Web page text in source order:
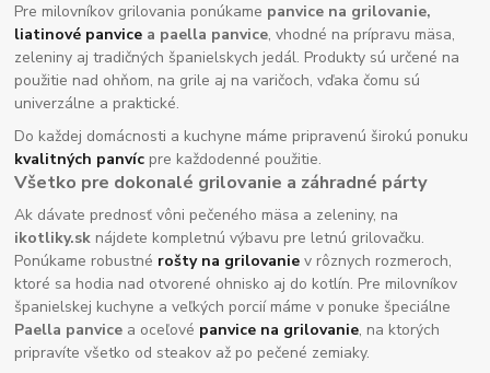
Pre milovníkov grilovania ponúkame panvice na grilovanie,
liatinové panvice a paella panvice, vhodné na prípravu mäsa,
zeleniny aj tradičných španielskych jedál. Produkty sú určené na
použitie nad ohňom, na grile aj na varičoch, vďaka čomu sú
univerzálne a praktické.
Do každej domácnosti a kuchyne máme pripravenú širokú ponuku
kvalitných panvíc pre každodenné použitie.
Všetko pre dokonalé grilovanie a záhradné párty
Ak dávate prednosť vôni pečeného mäsa a zeleniny, na
ikotliky.sk nájdete kompletnú výbavu pre letnú grilovačku.
Ponúkame robustné rošty na grilovanie v rôznych rozmeroch,
ktoré sa hodia nad otvorené ohnisko aj do kotlín. Pre milovníkov
španielskej kuchyne a veľkých porcií máme v ponuke špeciálne
Paella panvice a oceľové panvice na grilovanie, na ktorých
pripravíte všetko od steakov až po pečené zemiaky.